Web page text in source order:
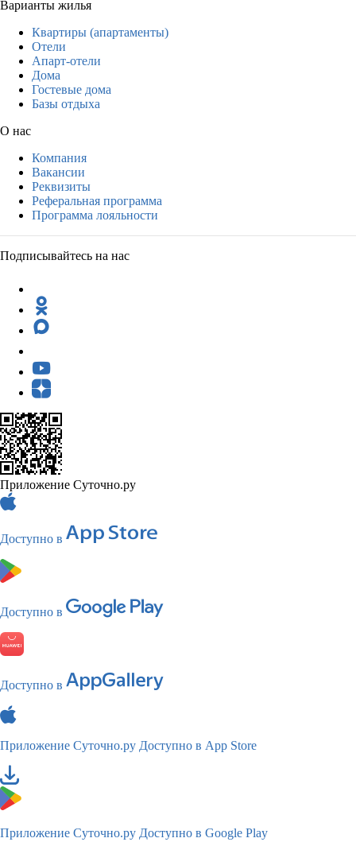
Варианты жилья
Квартиры (апартаменты)
Отели
Апарт-отели
Дома
Гостевые дома
Базы отдыха
О нас
Компания
Вакансии
Реквизиты
Реферальная программа
Программа лояльности
Подписывайтесь на нас
Приложение Суточно.ру
Доступно в
Доступно в
Доступно в
Приложение Суточно.ру Доступно в App Store
Приложение Суточно.ру Доступно в Google Play